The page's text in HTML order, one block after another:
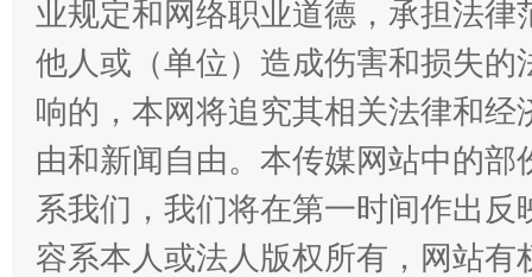
招工难、用工荒背后
业规定和网络职业道德，承担法
他人或（单位）造成伤害和损失
响的，本网将追究其相关法律和
由和新闻自由。本传媒网站中的
系我们，我们将在第一时间作出
容系本人或法人版权所有，网站